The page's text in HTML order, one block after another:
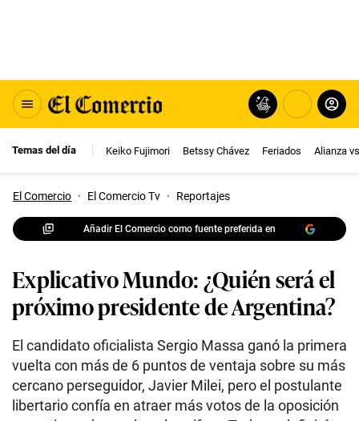
Temas del día Keiko Fujimori Betssy Chávez Feriados Alianza
El Comercio · El Comercio Tv · Reportajes
Añadir El Comercio como fuente preferida en
Explicativo Mundo: ¿Quién será el
próximo presidente de Argentina?
El candidato oficialista Sergio Massa ganó la primera
vuelta con más de 6 puntos de ventaja sobre su más
cercano perseguidor, Javier Milei, pero el postulante
libertario confía en atraer más votos de la oposición